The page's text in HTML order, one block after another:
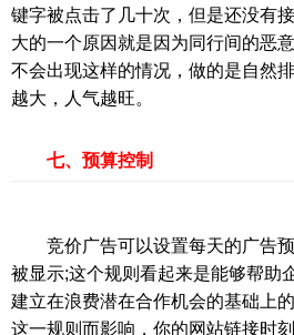
键字被点击了几十次，但是还没有
大的一个原因就是因为同行间的恶
不会出现这样的情况，做的是自然
越大，人气越旺。
七、预算控制
竞价广告可以设置每天的广告预
被显示;这个规则看起来是能够帮助
建立在浪费潜在合作机会的基础上
这一规则而影响，你的网站链接时